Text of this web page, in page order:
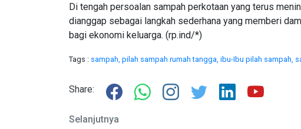
Di tengah persoalan sampah perkotaan yang terus
dianggap sebagai langkah sederhana yang memberi
bagi ekonomi keluarga. (rp.ind/*)
Tags : sampah, pilah sampah rumah tangga, ibu-Ibu pilah sampah,
Share:
Selanjutnya